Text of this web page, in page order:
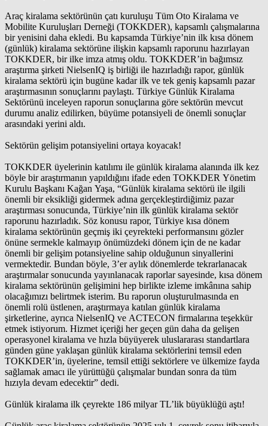
Araç kiralama sektörünün çatı kuruluşu Tüm Oto Kiralama ve
Mobilite Kuruluşları Derneği (TOKKDER), kapsamlı çalışmalarına
bir yenisini daha ekledi. Bu kapsamda Türkiye’nin ilk kısa dönem
(günlük) kiralama sektörüne ilişkin kapsamlı raporunu hazırlayan
TOKKDER, bir ilke imza atmış oldu. TOKKDER’in bağımsız
araştırma şirketi NielsenIQ iş birliği ile hazırladığı rapor, günlük
kiralama sektörü için bugüne kadar ilk ve tek geniş kapsamlı pazar
araştırmasının sonuçlarını paylaştı. Türkiye Günlük Kiralama
Sektörünü inceleyen raporun sonuçlarına göre sektörün mevcut
durumu analiz edilirken, büyüme potansiyeli de önemli sonuçlar
arasındaki yerini aldı.
Sektörün gelişim potansiyelini ortaya koyacak!
TOKKDER üyelerinin katılımı ile günlük kiralama alanında ilk kez
böyle bir araştırmanın yapıldığını ifade eden TOKKDER Yönetim
Kurulu Başkanı Kağan Yaşa, “Günlük kiralama sektörü ile ilgili
önemli bir eksikliği gidermek adına gerçekleştirdiğimiz pazar
araştırması sonucunda, Türkiye’nin ilk günlük kiralama sektör
raporunu hazırladık. Söz konusu rapor, Türkiye kısa dönem
kiralama sektörünün geçmiş iki çeyrekteki performansını gözler
önüne sermekle kalmayıp önümüzdeki dönem için de ne kadar
önemli bir gelişim potansiyeline sahip olduğunun sinyallerini
vermektedir. Bundan böyle, 3’er aylık dönemlerde tekrarlanacak
araştırmalar sonucunda yayınlanacak raporlar sayesinde, kısa dönem
kiralama sektörünün gelişimini hep birlikte izleme imkânına sahip
olacağımızı belirtmek isterim. Bu raporun oluşturulmasında en
önemli rolü üstlenen, araştırmaya katılan günlük kiralama
şirketlerine, ayrıca NielsenIQ ve ACTECON firmalarına teşekkür
etmek istiyorum. Hizmet içeriği her geçen gün daha da gelişen
operasyonel kiralama ve hızla büyüyerek uluslararası standartlara
günden güne yaklaşan günlük kiralama sektörlerini temsil eden
TOKKDER’in, üyelerine, temsil ettiği sektörlere ve ülkemize fayda
sağlamak amacı ile yürüttüğü çalışmalar bundan sonra da tüm
hızıyla devam edecektir” dedi.
Günlük kiralama ilk çeyrekte 186 milyar TL’lik büyüklüğü aştı!